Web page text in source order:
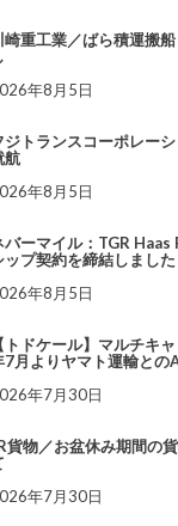
崎重工業／ばら積運搬
年8月5日
ジトランスコーポレー
航
年8月5日
バーマイル：TGR Haas
ップ契約を締結しました
年8月5日
トドケール】マルチキ
7月よりヤマト運輸との
年7月30日
貨物／お盆休み期間の
年7月30日